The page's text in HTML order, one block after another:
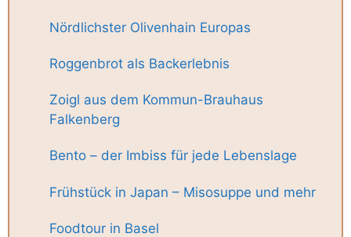
Nördlichster Olivenhain Europas
Roggenbrot als Backerlebnis
Zoigl aus dem Kommun-Brauhaus
Falkenberg
Bento – der Imbiss für jede Lebenslage
Frühstück in Japan – Misosuppe und mehr
Foodtour in Basel